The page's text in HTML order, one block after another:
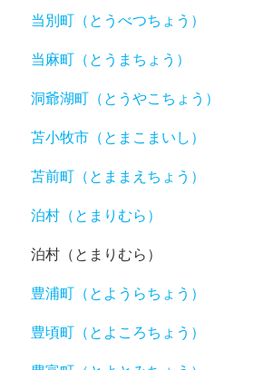
当別町（とうべつちょう）
当麻町（とうまちょう）
洞爺湖町（とうやこちょう）
苫小牧市（とまこまいし）
苫前町（とままえちょう）
泊村（とまりむら）
泊村（とまりむら）
豊浦町（とようらちょう）
豊頃町（とよころちょう）